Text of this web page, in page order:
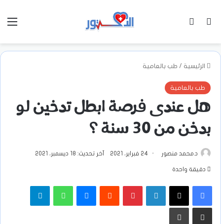
بحث عن
الرئيسية / طب بالعامية
طب بالعامية
هل عندى فرصة ابطل تدخين لو
بدخن من 30 سنة ؟
د.محمد منصور 24 فبراير، 2021 آخر تحديث: 18 ديسمبر، 2021
دقيقة واحدة
فيسبوك
‫X لينكدإن بينتيريست ماسنجر واتساب تيلقرام
مشاركة عبر البريد طباعة